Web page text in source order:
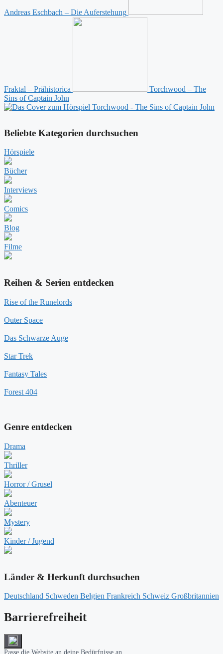
Andreas Eschbach – Die Auferstehung
Fraktal – Prähistorica
Torchwood – The
Sins of Captain John
Beliebte Kategorien durchsuchen
Hörspiele
Bücher
Interviews
Comics
Blog
Filme
Reihen & Serien entdecken
Rise of the Runelords
Outer Space
Das Schwarze Auge
Star Trek
Fantasy Tales
Forest 404
Genre entdecken
Drama
Thriller
Horror / Grusel
Abenteuer
Mystery
Kinder / Jugend
Länder & Herkunft durchsuchen
Deutschland Schweden Belgien Frankreich Schweiz Großbritannien
Barrierefreiheit
Passe die Website an deine Bedürfnisse an.